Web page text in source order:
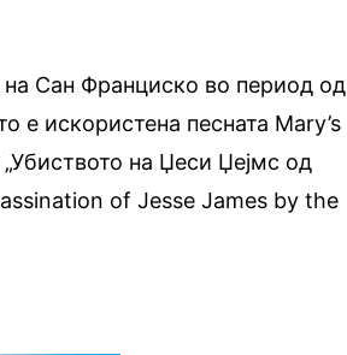
на Сан Франциско во период од
е искористена песната Mary’s
на Џеси Џејмс од
of Jesse James by the